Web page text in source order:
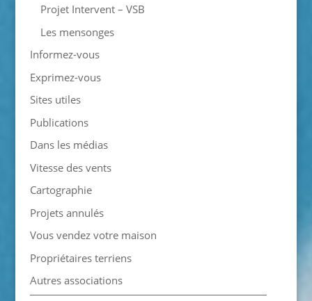
Projet Intervent – VSB
Les mensonges
Informez-vous
Exprimez-vous
Sites utiles
Publications
Dans les médias
Vitesse des vents
Cartographie
Projets annulés
Vous vendez votre maison
Propriétaires terriens
Autres associations